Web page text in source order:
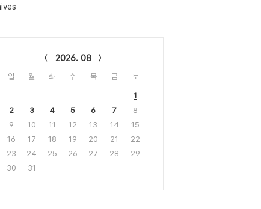
2026. 08
일 월 화 수 목 금 토
1
2
3 4 5 6 7
8
9
10 11 12 13 14
15
16
17 18 19 20 21
22
23
24 25 26 27 28
29
30
31